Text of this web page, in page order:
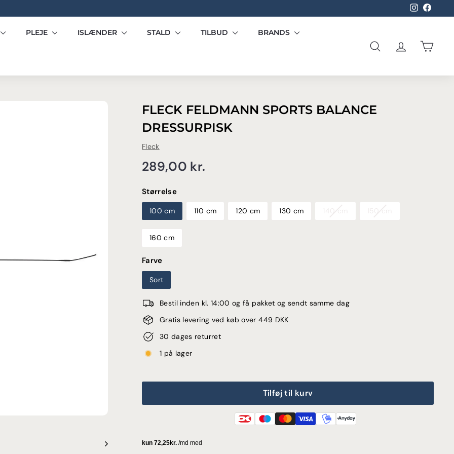
Pause
slideshow
Instagram
PLEJE ISLÆNDER STALD TILBUD
BRANDS
SØG
KONTOKURV
FLECK FELDMANN SPORTS BALANCE
DRESSURPISK
Fleck
Normalpris
289,00 kr.
Størrelse
100 cm 110 cm 120 cm 130 cm
160 cm
Farve
Sort
Bestil inden kl. 14:00 og få pakket og sendt samme dag
Gratis levering ved køb over 449 DKK
30 dages returret
1 på lager
Tilføj til kurv